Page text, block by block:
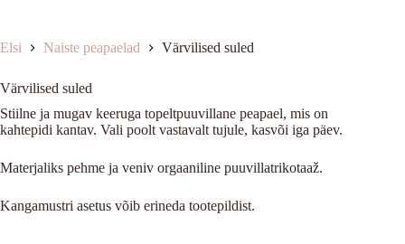
Elsi Naiste peapaelad Värvilised suled
Värvilised suled
Stiilne ja mugav keeruga topeltpuuvillane peapael, mis on
kahtepidi kantav. Vali poolt vastavalt tujule, kasvõi iga päev.
Materjaliks pehme ja veniv orgaaniline puuvillatrikotaaž.
Kangamustri asetus võib erineda tootepildist.